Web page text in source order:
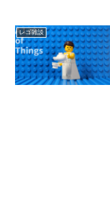
レゴ雑談